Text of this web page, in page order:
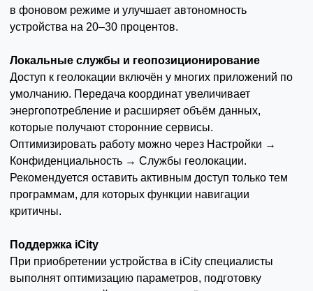
в фоновом режиме и улучшает автономность
устройства на 20–30 процентов.
Локальные службы и геопозиционирование
Доступ к геолокации включён у многих приложений по
умолчанию. Передача координат увеличивает
энергопотребление и расширяет объём данных,
которые получают сторонние сервисы.
Оптимизировать работу можно через Настройки →
Конфиденциальность → Службы геолокации.
Рекомендуется оставить активным доступ только тем
программам, для которых функции навигации
критичны.
Поддержка iCity
При приобретении устройства в iCity специалисты
выполнят оптимизацию параметров, подготовку